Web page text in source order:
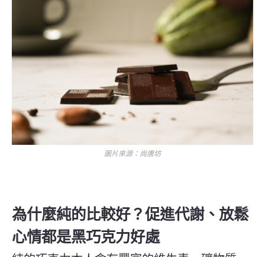
圖片來源：尚唐坊
為什麼純的比較好？促進代謝、放鬆
心情都是黑巧克力好處